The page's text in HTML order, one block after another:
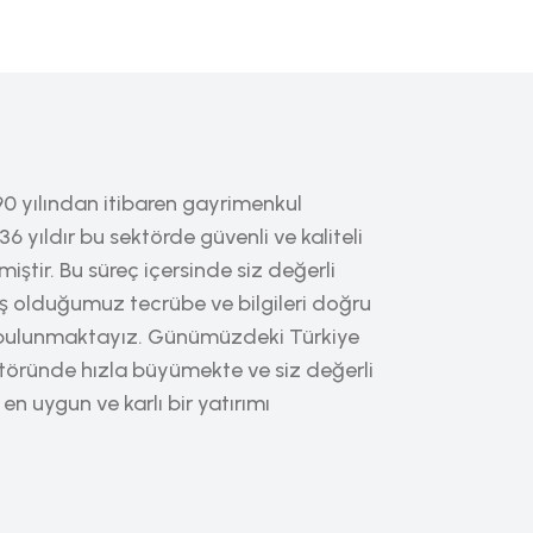
yılından itibaren gayrimenkul
yıldır bu sektörde güvenli ve kaliteli
Bu süreç içersinde siz değerli
olduğumuz tecrübe ve bilgileri doğru
Günümüzdeki Türkiye
hızla büyümekte ve siz değerli
uygun ve karlı bir yatırımı